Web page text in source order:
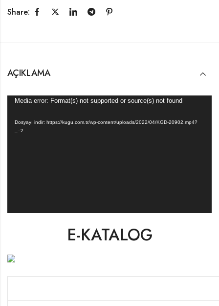
Share:
AÇIKLAMA
Video
Media error: Format(s) not supported or source(s) not found
Dosyayı indir: https://kugu.com.tr/wp-content/uploads/2022/04/KGD-20902.mp4?
_=2
E-KATALOG